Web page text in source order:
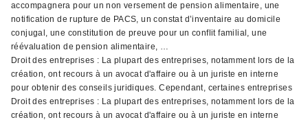
accompagnera pour un non versement de pension alimentaire, une
notification de rupture de PACS, un constat d’inventaire au domicile
conjugal, une constitution de preuve pour un conflit familial, une
réévaluation de pension alimentaire, …
Droit des entreprises : La plupart des entreprises, notamment lors de la
création, ont recours à un avocat d'affaire ou à un juriste en interne
pour obtenir des conseils juridiques. Cependant, certaines entreprises
Droit des entreprises : La plupart des entreprises, notamment lors de la
création, ont recours à un avocat d'affaire ou à un juriste en interne